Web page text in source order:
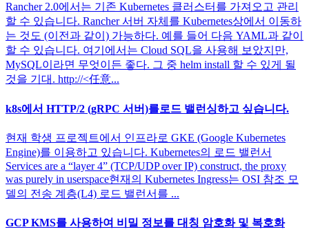
Rancher 2.0에서는 기존 Kubernetes 클러스터를 가져오고 관리
할 수 있습니다. Rancher 서버 자체를 Kubernetes상에서 이동하
는 것도 (이전과 같이) 가능하다. 예를 들어 다음 YAML과 같이
할 수 있습니다. 여기에서는 Cloud SQL을 사용해 보았지만,
MySQL이라면 무엇이든 좋다. 그 중 helm install 할 수 있게 될
것을 기대. http://<任意...
k8s에서 HTTP/2 (gRPC 서버)를로드 밸런싱하고 싶습니다.
현재 학생 프로젝트에서 인프라로 GKE (Google Kubernetes
Engine)를 이용하고 있습니다. Kubernetes의 로드 밸런서
Services are a “layer 4” (TCP/UDP over IP) construct, the proxy
was purely in userspace현재의 Kubernetes Ingress는 OSI 참조 모
델의 전송 계층(L4) 로드 밸런서를 ...
GCP KMS를 사용하여 비밀 정보를 대칭 암호화 및 복호화